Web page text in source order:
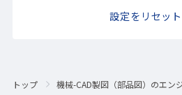
設定をリセッ
トップ 機械-CAD製図（部品図）のエン